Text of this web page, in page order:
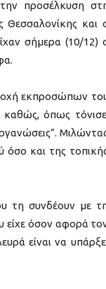
προσέλκυση
και
σήμερα (10/12)
εκπροσώπων
καθώς, όπως
και της
τη συνδέουν με
είχε όσον αφορά
είναι να